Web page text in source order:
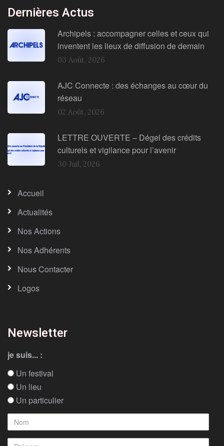
Dernières Actus
Archipels : accompagner celles et ceux qui
inventent les lieux de diffusion de demain
03 Août, 2026
AJC Connecte : des échanges au cœur du
réseau
02 Août, 2026
LETTRE OUVERTE – Dégel des crédits
culturels et vigilance pour l’avenir
30 Juil, 2026
Accueil
Actualités
Nos Actions
Nos Adhérents
Nous Contacter
Logos
Newsletter
je suis... :
Un festival
Un lieu
Un particulier